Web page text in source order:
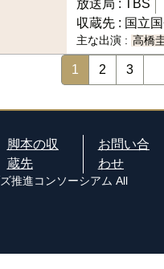
放送局 : TBS
収蔵先 : 国立
主な出演 : 高橋
1 2 3
脚本の収
蔵先
お問い合
わせ
推進コンソーシアム All